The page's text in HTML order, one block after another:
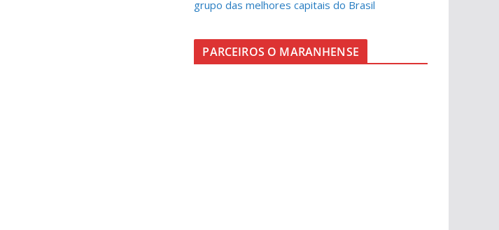
grupo das melhores capitais do Brasil
PARCEIROS O MARANHENSE